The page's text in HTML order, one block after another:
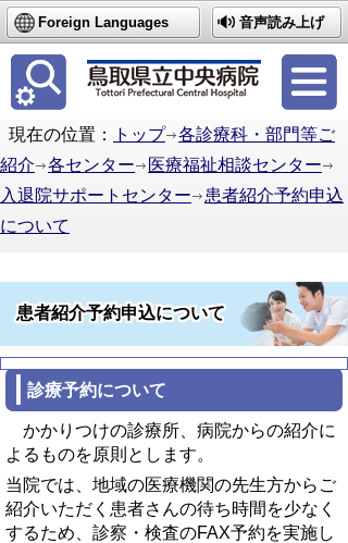
Foreign Languages 音声読み上げ
簡体中文
繁体中文
한국어
現在の位置：
トップ
各診療科・部門等ご
紹介
各センター
医療福祉相談センター
入退院サポートセンター
患者紹介予約申込
について
患者紹介予約申込について
診療予約について
かかりつけの診療所、病院からの紹介に
よるものを原則とします。
当院では、地域の医療機関の先生方からご
紹介いただく患者さんの待ち時間を少なく
するため、診察・検査のFAX予約を実施し